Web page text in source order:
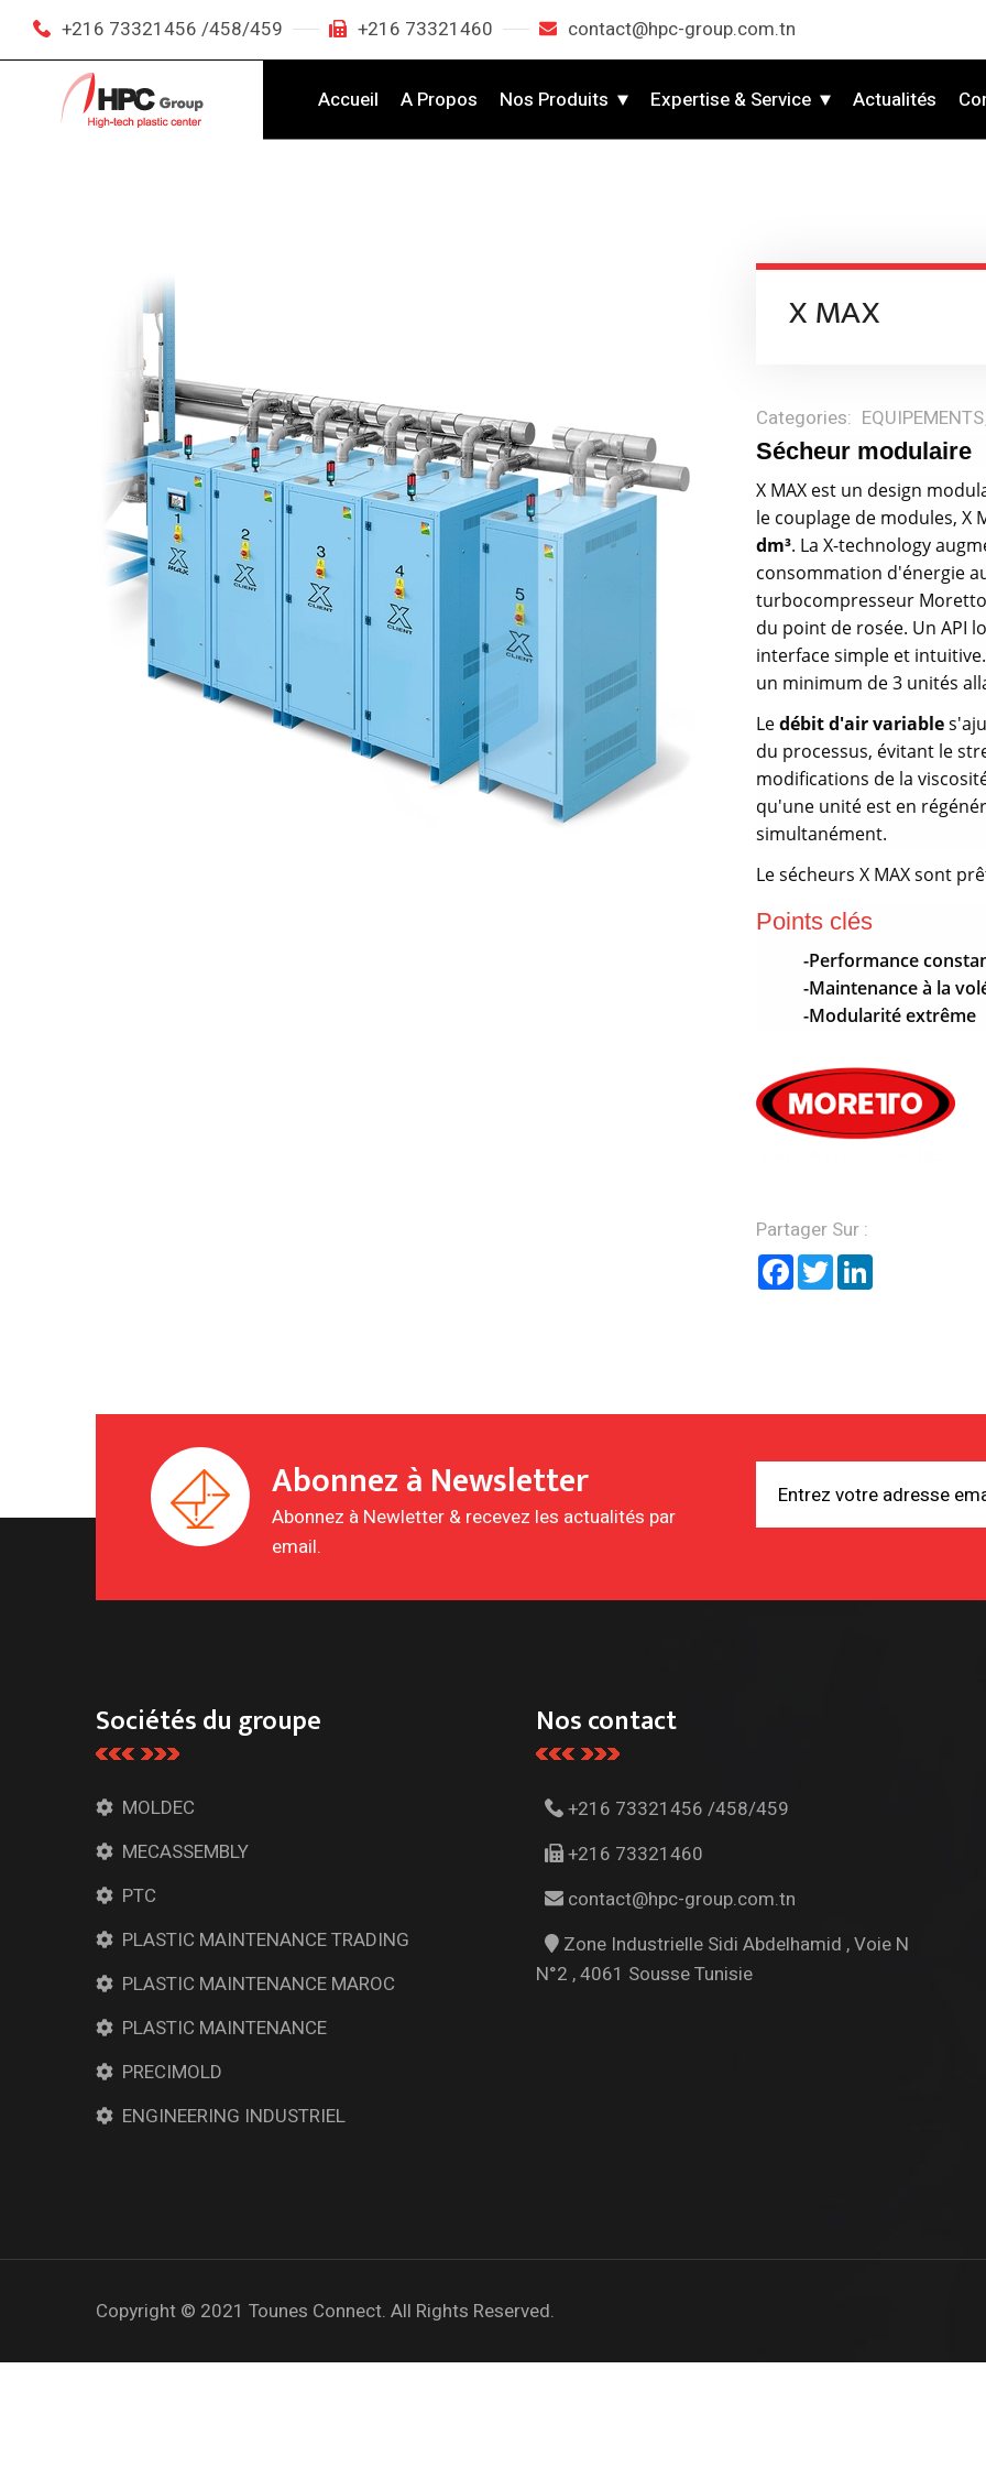
+216 73321456 /458/459 +216 73321460 contact@hpc-group.com.tn
Accueil A Propos Nos Produits Expertise & Service Actualités
X MAX
Categories: EQUIPEMENTS
Sécheur modulaire
X MAX est un design
le couplage de modules, X
dm³. La X-technology
consommation d'énergie
turbocompresseur
du point de rosée. Un API
interface simple et
un minimum de 3 unités
Ledébit d'air variable
du processus, évitant le
modifications de la
qu'une unité est en
simultanément.
Le sécheurs X MAX sont
Points clés
-Performance
-Maintenance à la
-Modularité extrême
Partager Sur :
Facebook
Twitter
Abonnez à Newsletter
Abonnez à Newletter & recevez les actualités par
email.
Sociétés du groupe
MOLDEC
MECASSEMBLY
PTC
PLASTIC MAINTENANCE TRADING
PLASTIC MAINTENANCE MAROC
PLASTIC MAINTENANCE
PRECIMOLD
ENGINEERING INDUSTRIEL
Nos contact
+216 73321456 /458/459
+216 73321460
contact@hpc-group.com.tn
Zone Industrielle Sidi Abdelhamid , Voie N
N°2 , 4061 Sousse Tunisie
Copyright © 2021 Tounes Connect. All Rights Reserved.